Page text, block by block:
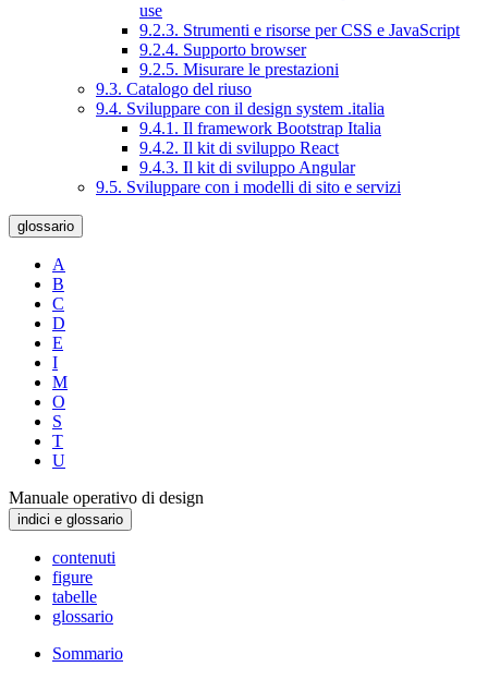
use
9.2.3. Strumenti e risorse per CSS e JavaScript
9.2.4. Supporto browser
9.2.5. Misurare le prestazioni
9.3. Catalogo del riuso
9.4. Sviluppare con il design system .italia
9.4.1. Il framework Bootstrap Italia
9.4.2. Il kit di sviluppo React
9.4.3. Il kit di sviluppo Angular
9.5. Sviluppare con i modelli di sito e servizi
glossario
A
B
C
D
E
I
M
O
S
T
U
Manuale operativo di design
indici e glossario
contenuti
figure
tabelle
glossario
Sommario